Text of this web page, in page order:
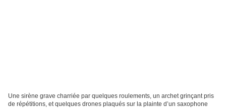
Une sirène grave charriée par quelques roulements, un archet grinçant pris
de répétitions, et quelques drones plaqués sur la plainte d’un saxophone